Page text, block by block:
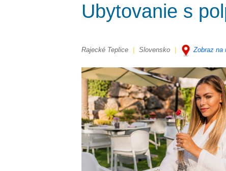
Ubytovanie s
Rajecké Teplice Slovensko Zobraz na